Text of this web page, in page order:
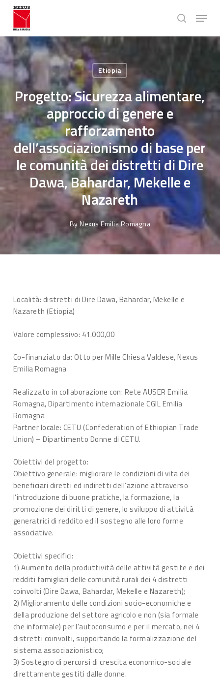
Skip
main
content
search
Menu
Etiopia
Progetto: Sicurezza alimentare,
approccio di genere e
rafforzamento
dell’associazionismo di base per
le comunità dei distretti di Dire
Dawa, Bahardar, Mekelle e
Nazareth
By Nexus Emilia Romagna
Località: distretti di Dire Dawa, Bahardar, Mekelle e
Nazareth (Etiopia)
Valore complessivo: 41.000,00
Co-finanziato da: Otto per Mille Chiesa Valdese, Nexus
Emilia Romagna
Realizzato in collaborazione con: Rete AUSER Emilia
Romagna, Dipartimento internazionale CGIL Emilia
Romagna
Partner locale: CETU (Confederation of Ethiopian Trade
Union) – Dipartimento Donne di CETU.
Obiettivi del progetto:
Obiettivo generale: migliorare le condizioni di vita dei
beneficiari diretti ed indiretti dell’azione attraverso
l’introduzione di buone pratiche, la formazione, la
promozione dei diritti di genere, lo sviluppo di attività
generatrici di reddito ed il sostegno alle loro forme
associative.
Obiettivi specifici:
1) Aumento della produttività delle attività gestite e dei
redditi famigliari delle comunità rurali dei 4 distretti
coinvolti (Dire Dawa, Bahardar, Mekelle e Nazareth);
2) Miglioramento delle condizioni socio-economiche e
della produzione del settore agricolo e non (sia formale
che informale) per l’autoconsumo e per il mercato, nei 4
distretti coinvolti, supportando la formalizzazione del
sistema associazionistico;
3) Sostegno di percorsi di crescita economico-sociale
direttamente gestiti dalle donne.
Menu